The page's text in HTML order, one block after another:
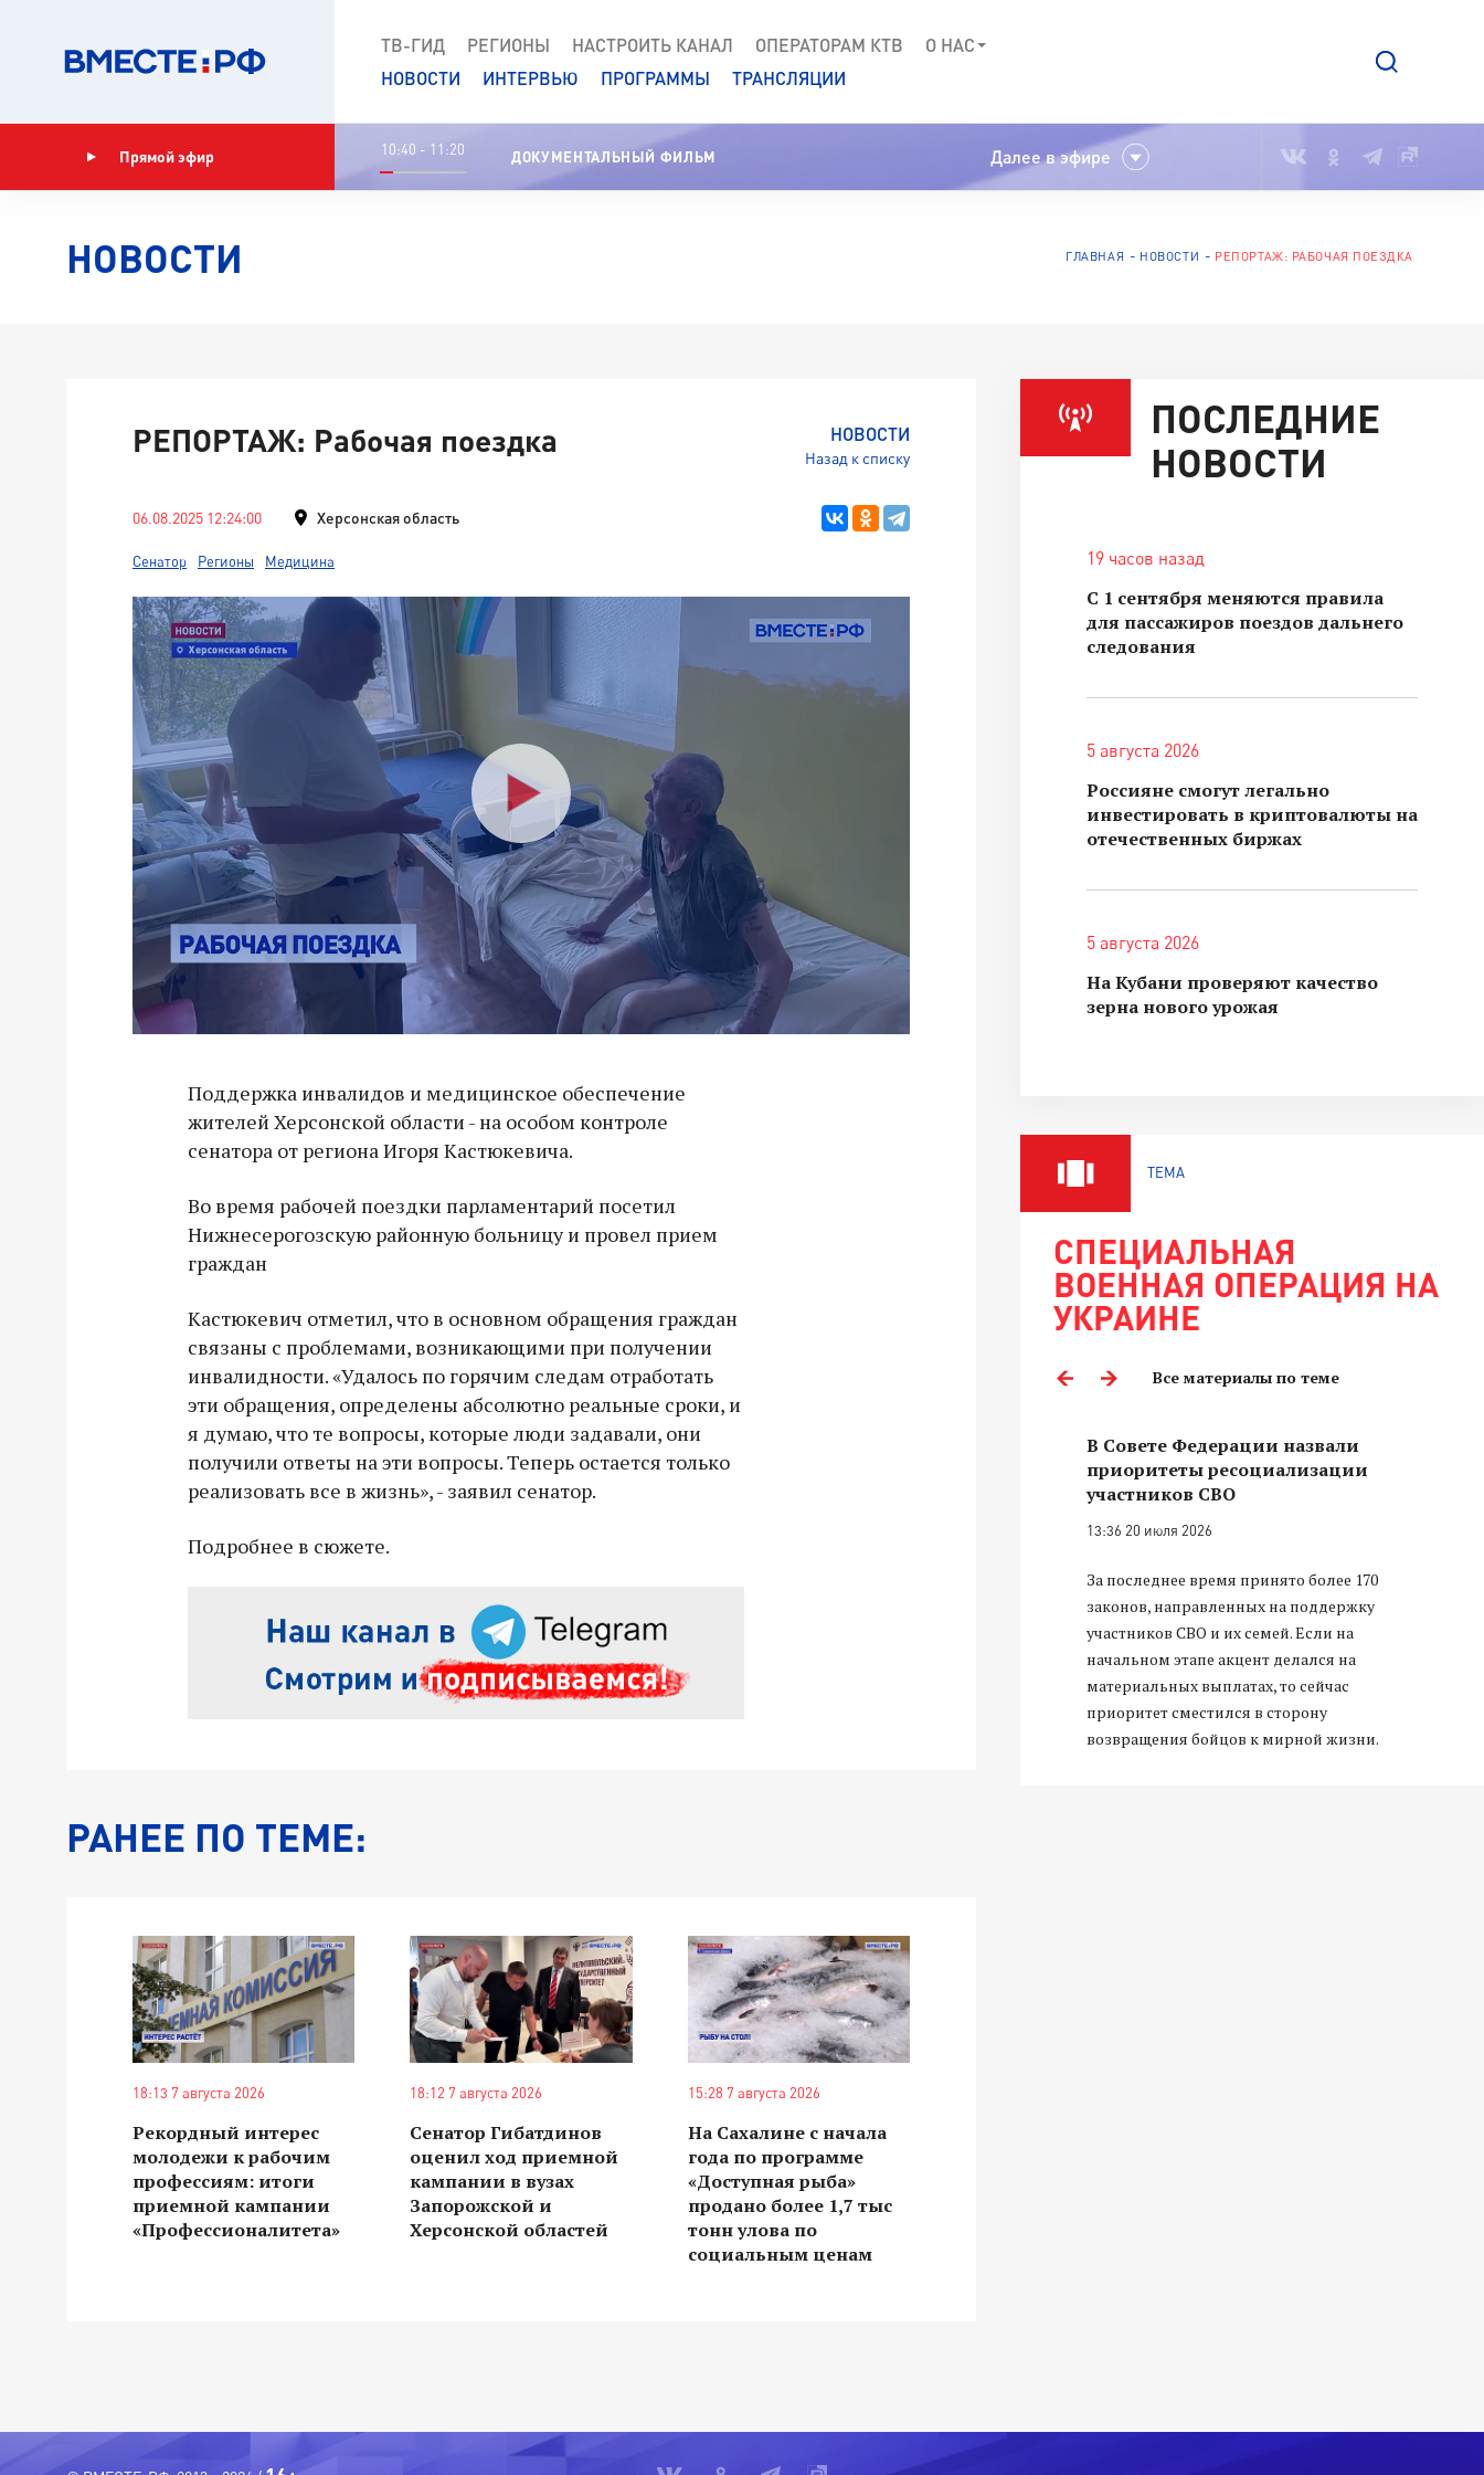
ТВ-ГИД РЕГИОНЫ НАСТРОИТЬ КАНАЛ ОПЕРАТОРАМ КТВ
О НАС
НОВОСТИ
ИНТЕРВЬЮ ПРОГРАММЫ ТРАНСЛЯЦИИ
Прямой эфир 10:40 - 11:20 ДОКУМЕНТАЛЬНЫЙ ФИЛЬМ Далее в эфире
НОВОСТИ ГЛАВНАЯ НОВОСТИ РЕПОРТАЖ: РАБОЧАЯ ПОЕЗДКА
НОВОСТИ
Назад к списку
РЕПОРТАЖ: Рабочая поездка
06.08.2025 12:24:00 Херсонская область
Сенатор Регионы Медицина
Поддержка инвалидов и медицинское обеспечение
жителей Херсонской области - на особом контроле
сенатора от региона Игоря Кастюкевича.
Во время рабочей поездки парламентарий посетил
Нижнесерогозскую районную больницу и провел прием
граждан
Кастюкевич отметил, что в основном обращения граждан
связаны с проблемами, возникающими при получении
инвалидности. «Удалось по горячим следам отработать
эти обращения, определены абсолютно реальные сроки, и
я думаю, что те вопросы, которые люди задавали, они
получили ответы на эти вопросы. Теперь остается только
реализовать все в жизнь», - заявил сенатор.
Подробнее в сюжете.
РАНЕЕ ПО ТЕМЕ:
18:13 7 августа 2026
Рекордный интерес
молодежи к рабочим
профессиям: итоги
приемной кампании
«Профессионалитета»
18:12 7 августа 2026
Сенатор Гибатдинов
оценил ход приемной
кампании в вузах
Запорожской и
Херсонской областей
15:28 7 августа 2026
На Сахалине с начала
года по программе
«Доступная рыба»
продано более 1,7 тыс
тонн улова по
социальным ценам
ПОСЛЕДНИЕ
НОВОСТИ
19 часов назад
С 1 сентября меняются правила
для пассажиров поездов дальнего
следования
5 августа 2026
Россияне смогут легально
инвестировать в криптовалюты на
отечественных биржах
5 августа 2026
На Кубани проверяют качество
зерна нового урожая
ТЕМА
СПЕЦИАЛЬНАЯ
ВОЕННАЯ ОПЕРАЦИЯ НА
УКРАИНЕ
Все материалы по теме
Владимир Якушев передал бойцам
СВО дроны и технику связи
В Совете Федерации назвали
приоритеты ресоциализации
участников СВО
13:36 20 июля 2026
За последнее время принято более 170
законов, направленных на поддержку
участников СВО и их семей. Если на
начальном этапе акцент делался на
материальных выплатах, то сейчас
приоритет сместился в сторону
возвращения бойцов к мирной жизни.